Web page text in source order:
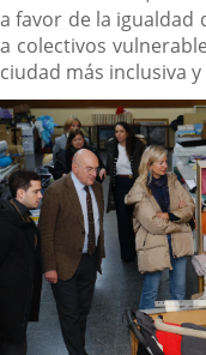
a favor de la igualdad
a colectivos
ciudad más inclusiva